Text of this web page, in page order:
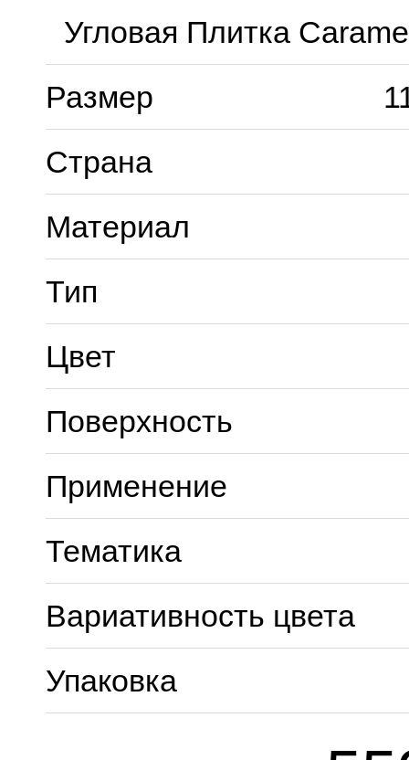
Угловая Плитка
Размер
Страна
Материал
Тип
Цвет
Поверхность
Применение
Тематика
Вариативность цвета
Упаковка